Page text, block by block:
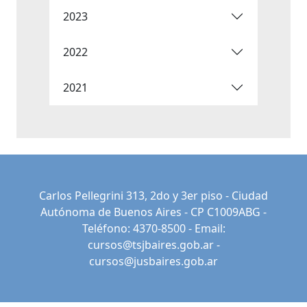
2023
2022
2021
Carlos Pellegrini 313, 2do y 3er piso - Ciudad
Autónoma de Buenos Aires - CP C1009ABG -
Teléfono: 4370-8500 - Email:
cursos@tsjbaires.gob.ar-
cursos@jusbaires.gob.ar